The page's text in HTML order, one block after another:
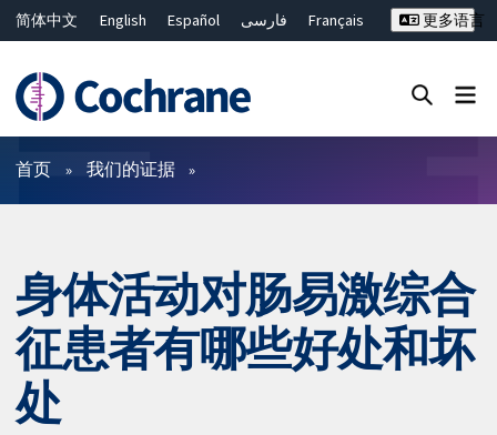
简体中文 English Español فارسی
Français
ไทย
繁體中文
更多语言
过滤
首页 我们的证据
身体活动对肠易激综合
征患者有哪些好处和坏
处